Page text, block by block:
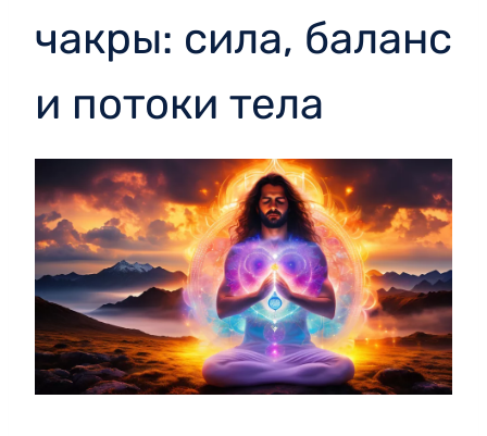
чакры: сила, баланс
и потоки тела